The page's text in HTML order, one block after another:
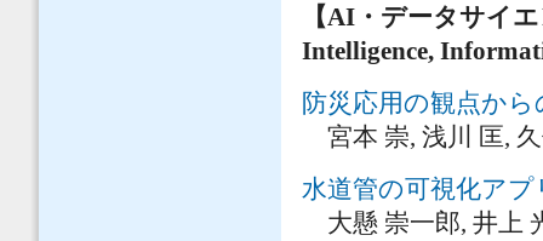
【AI・データサイ
Intelligence,
防災応用の観点か
宮本 崇, 浅川 匡,
水道管の可視化ア
大懸 崇一郎, 井上